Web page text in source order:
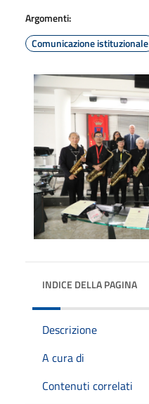
Argomenti:
Comunicazione istituzionale
INDICE DELLA PAGINA
Descrizione
A cura di
Contenuti correlati